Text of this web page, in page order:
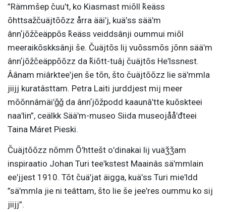
”Rämmšep čuuʹt, ko Kiasmast miõll ǩeäss
õhttsažčuäjtõõzz årra ääiʹj, kuäʹss sääʹm
ânnʼjõžčeäppõs ǩeäss veiddsânji oummui miõl
meeraikõskksânji še. Čuäjtõs lij vuõssmõs jõnn sääʹm
ânnʼjõžčeäppõõzz da ǩiõtt-tuâj čuäjtõs Heʹlssnest.
Âânam miârkteeʹjen še tõn, što čuäjtõõzz lie säʹmmla
jiijj kuratâsttam. Petra Laiti jurddjest mij meer
mõõnnâmäiʹǧǧ da ânnʼjõžpodd kaaunâʹtte kuõskteei
naaʹlin”, ceälkk Sääʹm-museo Siida museojååʹđteei
Taina Máret Pieski.
Čuäjtõõzz nõmm Õʹhttešt oʹdinakai lij vuäǯǯam
inspiraatio Johan Turi teeʹkstest Maainâs säʹmmlain
eeʹjjest 1910. Tõt čuäʹjat äigga, kuäʹss Turi mieʹldd
”säʹmmla jie ni teâttam, što lie še jeeʹres oummu ko sij
jiijj”.